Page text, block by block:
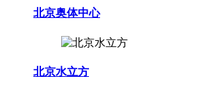
北京奥体中心
北京水立方